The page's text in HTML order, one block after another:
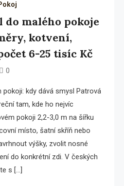
do malého pokoje
kotvení,
6-25 tisíc Kč
0
kdy dává smysl Patrová
tam, kde ho nejvíc
pokoji 2,2-3,0 m na šířku
místo, šatní skříň nebo
výšky, zvolit nosné
do konkrétní zdi. V českých
s […]